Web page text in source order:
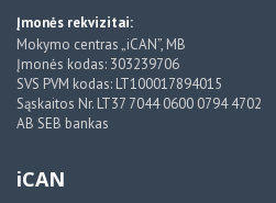
Įmonės rekvizitai:
Mokymo centras „iCAN”, MB
Įmonės kodas: 303239706
SVS PVM kodas: LT100017894015
Sąskaitos Nr. LT37 7044 0600 0794 4702
AB SEB bankas
iCAN